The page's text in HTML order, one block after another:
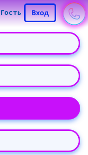
Гость Вход